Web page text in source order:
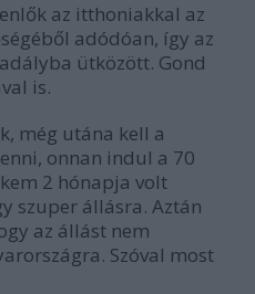
az itthoniakkal az
adódóan, így az
ütközött. Gond
is.
még utána kell a
onnan indul a 70
2 hónapja volt
szuper állásra. Aztán
az állást nem
Szóval most